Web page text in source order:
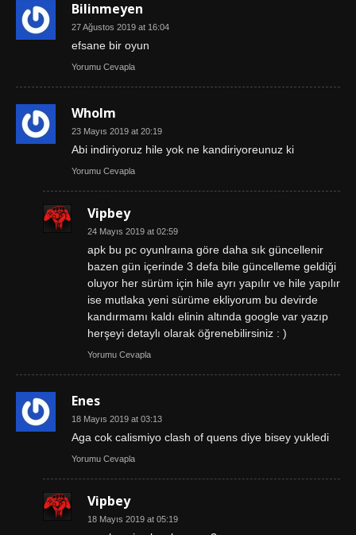
Bilinmeyen
27 Ağustos 2019 at 16:04
efsane bir oyun
Yorumu Cevapla
WhoIm
23 Mayıs 2019 at 20:19
Abi indiriyoruz hile yok ne kandiriyoreunuz ki
Yorumu Cevapla
Vipbey
24 Mayıs 2019 at 02:59
apk bu pc oyunlraına göre daha sık güncellenir
bazen gün içerinde 3 defa bile güncelleme geldiği
oluyor her sürüm için hile ayrı yapılır ve hile yapılır
ise mutlaka yeni sürüme ekliyorum bu devirde
kandırmamı kaldı elinin altında google var yazıp
herşeyi detaylı olarak öğrenebilirsiniz : )
Yorumu Cevapla
Enes
18 Mayıs 2019 at 03:13
Aga cok calismiyo clash of quens diye bisey yukledi
Yorumu Cevapla
Vipbey
18 Mayıs 2019 at 05:19